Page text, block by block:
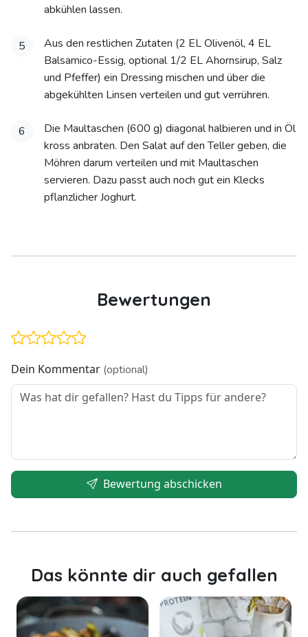
abkühlen lassen.
5
Aus den restlichen Zutaten (2 EL Olivenöl, 4 EL
Balsamico-Essig, optional 1/2 EL Ahornsirup, Salz
und Pfeffer) ein Dressing mischen und über die
abgekühlten Linsen verteilen und gut verrühren.
6
Die Maultaschen (600 g) diagonal halbieren und in Öl
kross anbraten. Den Salat auf den Teller geben, die
Möhren darum verteilen und mit Maultaschen
servieren. Dazu passt auch noch gut ein Klecks
pflanzlicher Joghurt.
Bewertungen
Dein Kommentar (optional)
Bewertung abschicken
Das könnte dir auch gefallen